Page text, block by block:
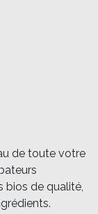
de toute votre
bios de qualité,